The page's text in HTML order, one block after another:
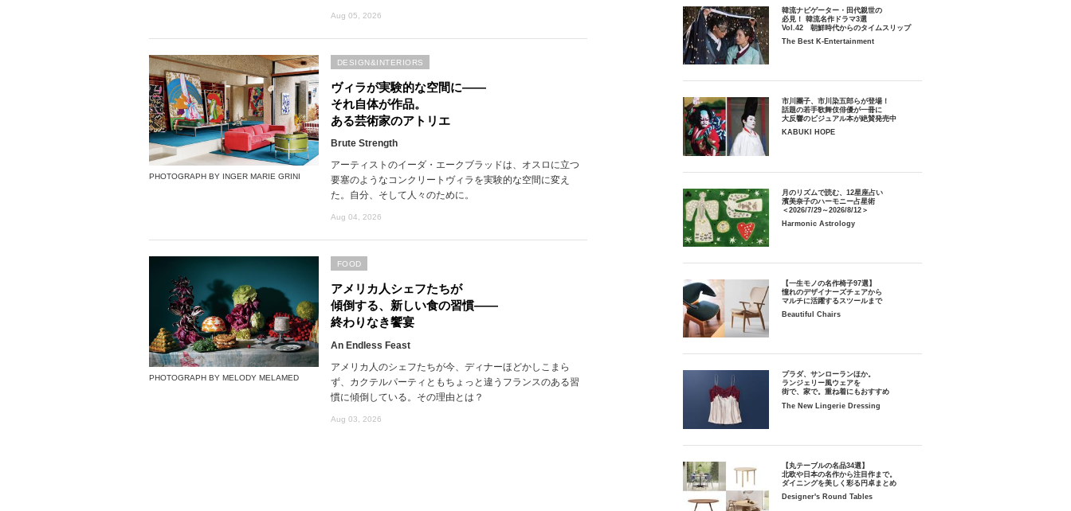
Aug 05, 2026
PHOTOGRAPH BY INGER MARIE GRINI
ヴィラが実験的な空間に――
それ自体が作品。
ある芸術家のアトリエ
Brute Strength
アーティストのイーダ・エークブラッドは、オスロに立つ
要塞のようなコンクリートヴィラを実験的な空間に変え
た。自分、そして人々のために。
Aug 04, 2026
DESIGN&INTERIORS
PHOTOGRAPH BY MELODY MELAMED
アメリカ人シェフたちが
傾倒する、新しい食の習慣――
終わりなき饗宴
An Endless Feast
アメリカ人のシェフたちが今、ディナーほどかしこまら
ず、カクテルパーティともちょっと違うフランスのある習
慣に傾倒している。その理由とは？
Aug 03, 2026
FOOD
韓流ナビゲーター・田代親世の
必見！ 韓流名作ドラマ3選
Vol.42 朝鮮時代からのタイムスリップ
The Best K-Entertainment
市川團子、市川染五郎らが登場！
話題の若手歌舞伎俳優が一冊に
大反響のビジュアル本が絶賛発売中
KABUKI HOPE
月のリズムで読む、12星座占い
濱美奈子のハーモニー占星術
＜2026/7/29～2026/8/12＞
Harmonic Astrology
【一生モノの名作椅子97選】
憧れのデザイナーズチェアから
マルチに活躍するスツールまで
Beautiful Chairs
プラダ、サンローランほか。
ランジェリー風ウェアを
街で、家で。重ね着にもおすすめ
The New Lingerie Dressing
【丸テーブルの名品34選】
北欧や日本の名作から注目作まで。
ダイニングを美しく彩る円卓まとめ
Designer's Round Tables